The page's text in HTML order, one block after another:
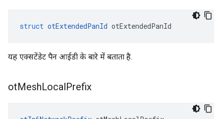
struct otExtendedPanId otExtendedPanId
यह एक्सटेंडेट पैन आईडी के बारे में बताता है.
otMeshLocalPrefix